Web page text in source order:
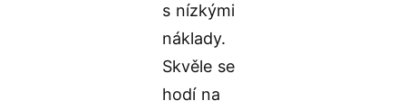
s nízkými
náklady.
Skvěle se
hodí na